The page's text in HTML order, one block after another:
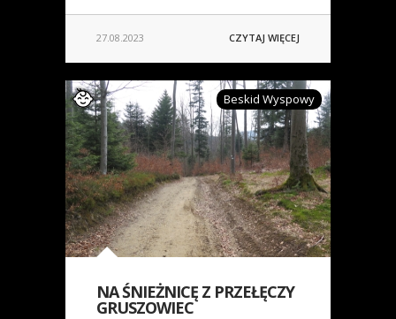
27.08.2023 CZYTAJ WIĘCEJ
Beskid Wyspowy
NA ŚNIEŻNICĘ Z PRZEŁĘCZY
GRUSZOWIEC